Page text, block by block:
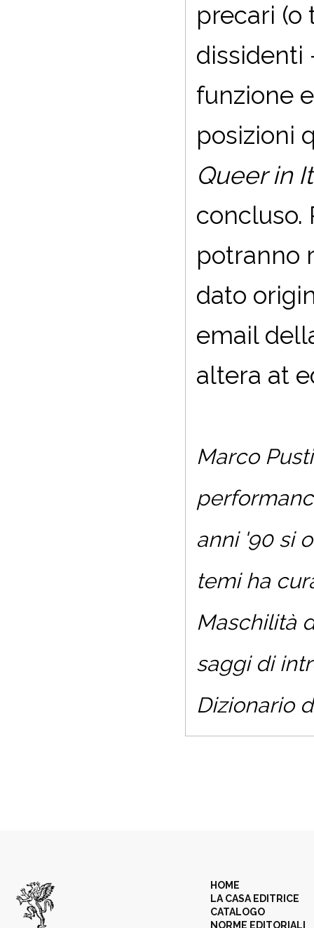
precari (o
dissidenti
funzione
posizioni
Queer in
concluso.
potranno
dato
email
altera at
Marco
anni '90 si
temi ha
Maschilità
saggi di
Dizionario
HOME
LA CASA EDITRICE
CATALOGO
NORME EDITORIALI